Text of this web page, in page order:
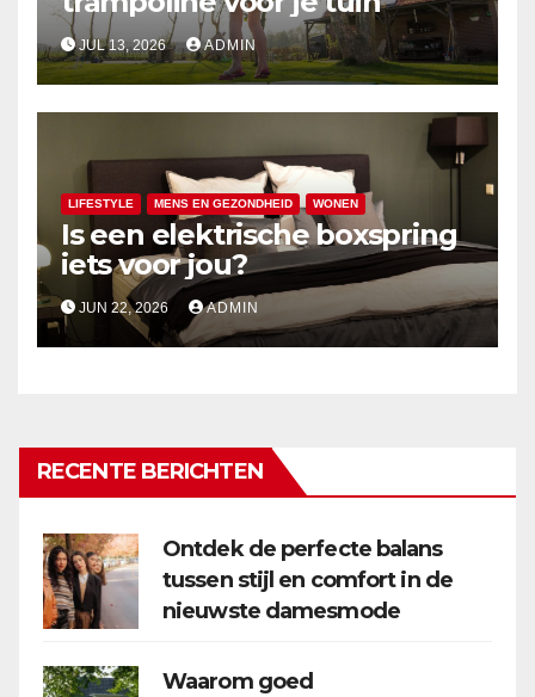
JUL 13, 2026 ADMIN
LIFESTYLE MENS EN GEZONDHEID WONEN
Is een elektrische boxspring
iets voor jou?
JUN 22, 2026 ADMIN
RECENTE BERICHTEN
Ontdek de perfecte balans
tussen stijl en comfort in de
nieuwste damesmode
Waarom goed